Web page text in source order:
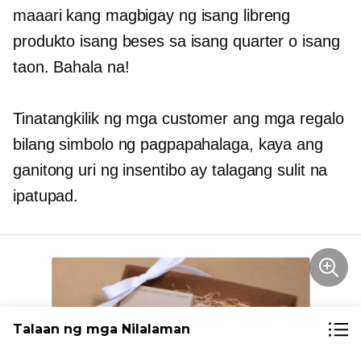
maaari kang magbigay ng isang libreng
produkto isang beses sa isang quarter o isang
taon. Bahala na!
Tinatangkilik ng mga customer ang mga regalo
bilang simbolo ng pagpapahalaga, kaya ang
ganitong uri ng insentibo ay talagang sulit na
ipatupad.
Talaan ng mga Nilalaman